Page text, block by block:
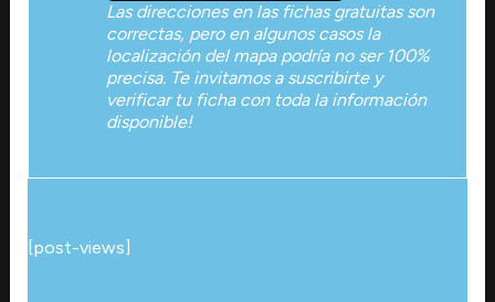
Las direcciones en las fichas gratuitas son
correctas, pero en algunos casos la
localización del mapa podría no ser 100%
precisa. Te invitamos a suscribirte y
verificar tu ficha con toda la información
disponible!
[post-views]